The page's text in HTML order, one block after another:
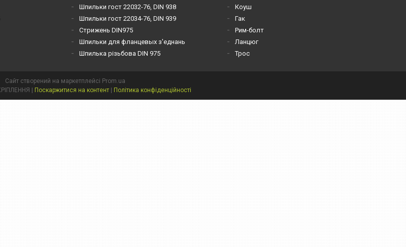
Шпильки гост 22032-76, DIN 938
Шпильки гост 22034-76, DIN 939
Стрижень DIN975
Шпильки для фланцевых з'еднань
Шпилька різьбова DIN 975
Коуш
Гак
Рим-болт
Ланцюг
Трос
Сайт створений на маркетплейсі Prom.ua
Поскаржитися на контент Політика конфіденційності